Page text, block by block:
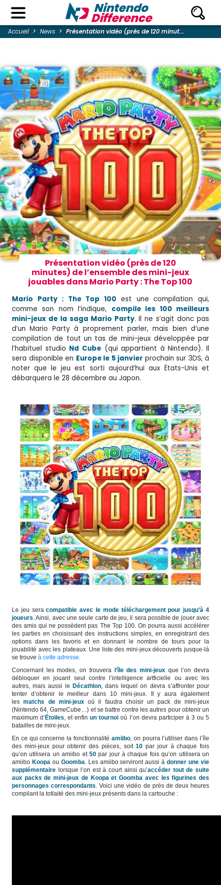
Accueil News Présentation vidéo (près de 120 minut...
Présentation vidéo (près de 120
minutes) de l’ensemble des mini-jeux
jouables dans Mario Party : The Top 100
Mario Party : The Top 100 est une compilation qui,
comme son nom l’indique, compile les 100 meilleurs
mini-jeux de la saga Mario Party. Il ne s’agit donc pas
d’un Mario Party à proprement parler, mais bien d’une
compilation de tout un tas de mini-jeux développée par
l’habituel studio Nd Cube(qui appartient à Nintendo). Il
sera disponible en Europe le 5 janvier prochain sur 3DS, à
noter que le jeu est sorti aujourd’hui aux États-Unis et
débarquera le 28 décembre au Japon.
Le jeu seracompatible avec le mode téléchargement pour jusqu’à 4
joueurs. Ainsi, avec une seule carte de jeu, il sera possible de jouer avec
des amis qui ne possèdent pas The Top 100. On pourra aussi accélérer
les parties en choisissant des instructions simples, en enregistrant des
options dans les favoris et en donnant le nombre de tours pour la
jouabilité avec les plateaux. Une liste des mini-jeux découverts jusque-là
se trouve à cette adresse.
Concernant les modes, on trouveral’île des mini-jeuxque l’on devra
débloquer en jouant seul contre l’intelligence artficielle ou avec les
autres, mais aussi le Décathlon, dans lequel on devra s’affronter pour
tenter d’obtenir le meilleur dans 10 mini-jeux. Il y aura également
lesmatchs de mini-jeuxoù il faudra choisir un pack de mini-jeux
(Nintendo 64, GameCube…) et se battre contre les autres pour obtenir un
maximum d’ Étoiles, et enfin un tournoi où l’on devra participer à 3 ou 5
batailles de mini-jeux.
En ce qui concerne la fonctionnalité amiibo, on pourra l’utiliser dans l’île
des mini-jeux pour obtenir des pièces, soit10 par jour à chaque fois
qu’on utilisera un amiibo et 50par jour à chaque fois qu’on utilisera un
amiibo Koopaou Goomba. Les amiibo serviront aussi àdonner une vie
supplémentaire lorsque l’on est à court ainsi qu’accéder tout de suite
aux packs de mini-jeux de Koopa et Goomba avec les figurines des
personnages correspondants. Voici une vidéo de près de deux heures
compilant la totlaité des mini-jeux présents dans la cartouche :